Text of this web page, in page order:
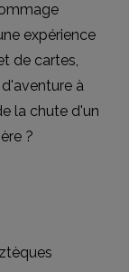
expérience
de cartes,
à
la chute d'un
?